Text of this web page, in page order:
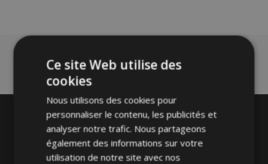
Ce site Web utilise des
cookies
Nous utilisons des cookies pour
personnaliser le contenu, les publicités et
analyser notre trafic. Nous partageons
également des informations sur votre
utilisation de notre site avec nos